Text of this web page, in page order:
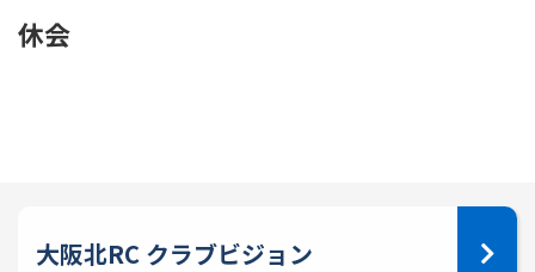
休会
大阪北RC クラブビジョン